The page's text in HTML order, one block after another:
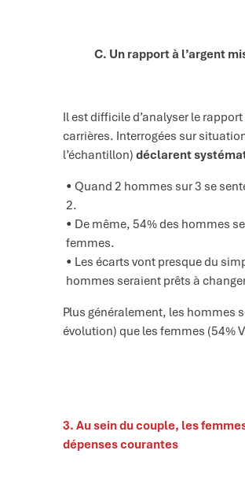
C. Un rapport à l’argent
Il est difficile d’analyser le
carrières. Interrogées sur
l’échantillon) déclarent
Quand 2 hommes sur 3 se
2.
De même, 54% des hommes
femmes.
Les écarts vont presque du
hommes seraient prêts à
Plus généralement, les hommes
évolution) que les femmes (54%
3. Au sein du couple, les
dépenses courantes